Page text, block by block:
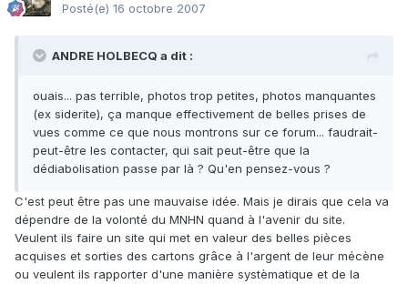
Posté(e) 16 octobre 2007
ANDRE HOLBECQ a dit :
ouais... pas terrible, photos trop petites, photos manquantes
(ex siderite), ça manque effectivement de belles prises de
vues comme ce que nous montrons sur ce forum... faudrait-
peut-être les contacter, qui sait peut-être que la
dédiabolisation passe par là ? Qu'en pensez-vous ?
C'est peut être pas une mauvaise idée. Mais je dirais que cela va
dépendre de la volonté du MNHN quand à l'avenir du site.
Veulent ils faire un site qui met en valeur des belles pièces
acquises et sorties des cartons grâce à l'argent de leur mécène
ou veulent ils rapporter d'une manière systèmatique et de la